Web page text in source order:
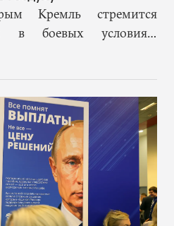
Кремль стремится
в боевых условиях,
им стратегии
картинка
реальности.